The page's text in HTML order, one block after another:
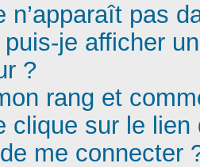
n’apparaît pas
je afficher
?
rang et
clique sur le lien
me connecter